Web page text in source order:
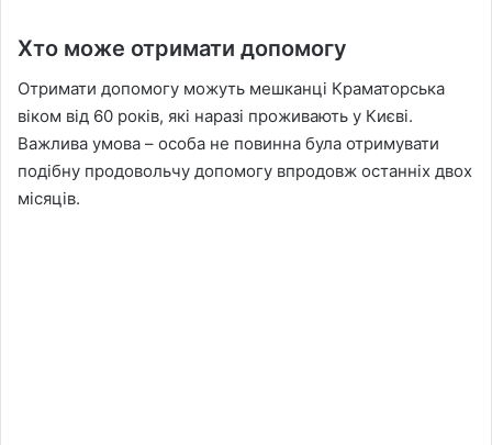
Хто може отримати допомогу
Отримати допомогу можуть мешканці Краматорська
віком від 60 років, які наразі проживають у Києві.
Важлива умова – особа не повинна була отримувати
подібну продовольчу допомогу впродовж останніх двох
місяців.